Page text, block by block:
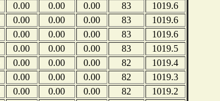
0.00 0.00 0.00 83
1019.6
0.00 0.00 0.00 83
1019.6
0.00 0.00 0.00 83
1019.6
0.00 0.00 0.00 83
1019.5
0.00 0.00 0.00 82
1019.4
0.00 0.00 0.00 82
1019.3
0.00 0.00 0.00 82
1019.2